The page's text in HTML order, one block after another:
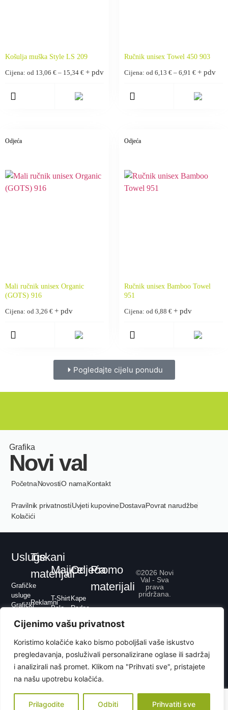
Cijenimo vašu privatnost
Koristimo kolačiće kako bismo poboljšali vaše iskustvo
pregledavanja, posluživali personalizirane oglase ili sadržaj
i analizirali naš promet. Klikom na "Prihvati sve", pristajete
na našu upotrebu kolačića.
Prilagodite Odbiti Prihvatiti sve
Košulja muška Style LS 209
Cijena: od 13,06 € – 15,34 € + pdv
Ručnik unisex Towel 450 903
Cijena: od 6,13 € – 6,91 € + pdv
Odjeća
Mali ručnik unisex Organic
(GOTS) 916
Cijena: od 3,26 € + pdv
Odjeća
Ručnik unisex Bamboo Towel
951
Cijena: od 6,88 € + pdv
Pogledajte cijelu ponudu
Grafika
Novi val
PočetnaNovostiO namaKontakt
Pravilnik privatnostiUvjeti kupovineDostavaPovrat narudžbe
Kolačići
Usluge
Grafičke
usluge
Grafički
Grafička
Tisak
Web
dizajn
Tiskani
materijali
Reklamni
Uredski
Pos /
Point
Sale
Majice
T-Shirt
Polo
Fit
Odjeća
Kape
Radna
Trenirke
hoodice
Sport
Flis
Jakne
prsluci
Promo
materijali
Elektronika
Kišobrani
Hobi i
slobodno
Dom
Ured
Privjesci
©2026 Novi
Val - Sva
prava
pridržana.